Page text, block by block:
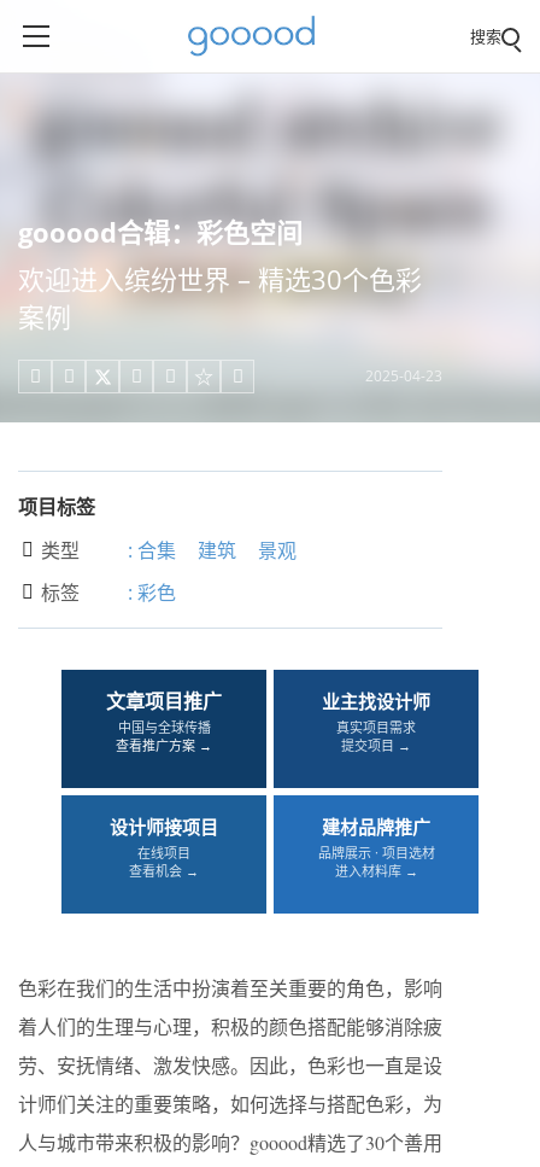
搜索
gooood合辑：彩色空间
欢迎进入缤纷世界 – 精选30个色彩
案例
     2025-04-23
项目标签
 类型 : 合集 建筑 景观
 标签 : 彩色
文章项目推广
中国与全球传播
查看推广方案 →
业主找设计师
真实项目需求
提交项目 →
设计师接项目
在线项目
查看机会 →
建材品牌推广
品牌展示 · 项目选材
进入材料库 →
色彩在我们的生活中扮演着至关重要的角色，影响
着人们的生理与心理，积极的颜色搭配能够消除疲
劳、安抚情绪、激发快感。因此，色彩也一直是设
计师们关注的重要策略，如何选择与搭配色彩，为
人与城市带来积极的影响？gooood精选了30个善用